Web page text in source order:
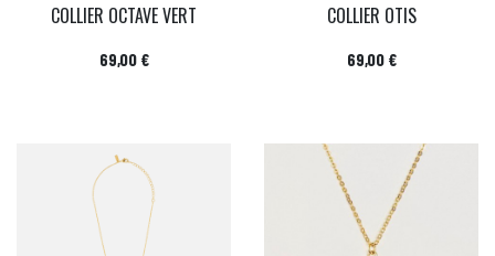
COLLIER OCTAVE VERT
Prix
69,00 €
COLLIER OTIS
Prix
69,00 €